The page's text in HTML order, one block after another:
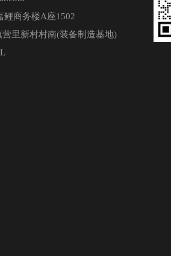
鲤商务楼A座1502
里新村村南(装备制造基地)